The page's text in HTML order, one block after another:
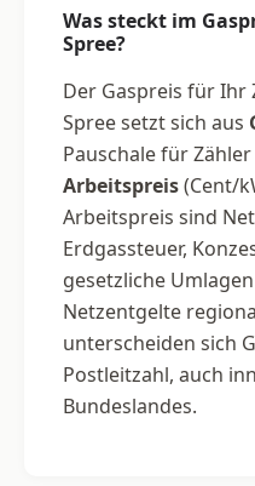
Was steckt im
Spree?
Der Gaspreis für Ihr
Spree setzt sich aus
Pauschale für
Arbeitspreis(Cent/
Arbeitspreis sind
Erdgassteuer,
gesetzliche
Netzentgelte
unterscheiden sich
Postleitzahl, auch
Bundeslandes.